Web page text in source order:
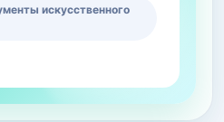
искусственного